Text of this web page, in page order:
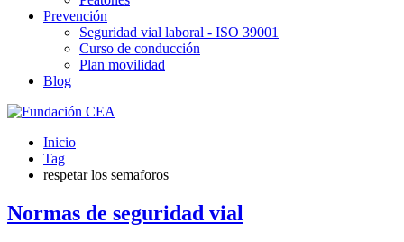
Prevención
Seguridad vial laboral - ISO 39001
Curso de conducción
Plan movilidad
Blog
Inicio
Tag
respetar los semaforos
Normas de seguridad vial